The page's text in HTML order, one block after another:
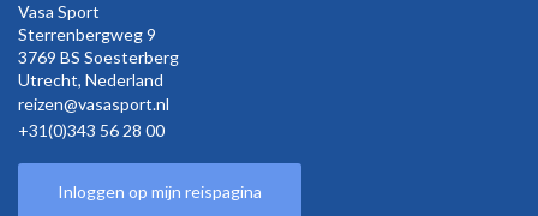
Vasa Sport
Sterrenbergweg9
3769 BS Soesterberg
Utrecht, Nederland
reizen@vasasport.nl
+31(0)343 56 28 00
Inloggen op mijn reispagina